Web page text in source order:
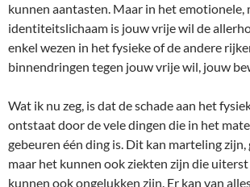
kunnen aantasten. Maar in het emotionele,
identiteitslichaam is jouw vrije wil de
enkel wezen in het fysieke of de andere
binnendringen tegen jouw vrije wil, jouw
Wat ik nu zeg, is dat de schade aan het
ontstaat door de vele dingen die in het
gebeuren één ding is. Dit kan marteling
maar het kunnen ook ziekten zijn die
kunnen ook ongelukken zijn. Er kan van